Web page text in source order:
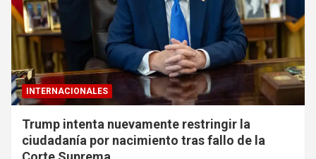
INTERNACIONALES
Trump intenta nuevamente restringir la
ciudadanía por nacimiento tras fallo de la